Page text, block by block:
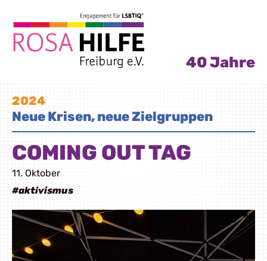
40 Jahre
2024
Neue Krisen, neue Zielgruppen
COMING OUT TAG
11. Oktober
#aktivismus